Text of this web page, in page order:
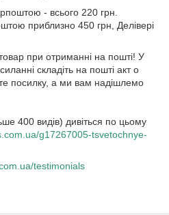
- всього 220 грн.
приблизно 450 грн, Делівері
при отриманні на пошті! У
складіть на пошті акт о
посилку, а ми вам надішлемо
400 видів) дивіться по цьому
g17267005-tsvetochnye-
testimonials